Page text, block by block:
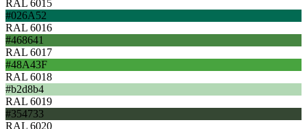
RAL 6015
#026A52
RAL 6016
#468641
RAL 6017
#48A43F
RAL 6018
#b2d8b4
RAL 6019
#354733
RAL 6020